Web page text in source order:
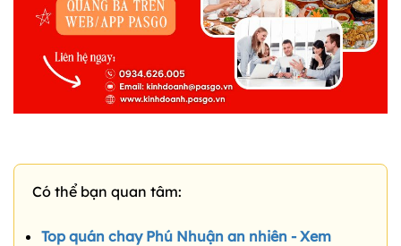
Có thể bạn quan tâm:
Top quán chay Phú Nhuận an nhiên - Xem